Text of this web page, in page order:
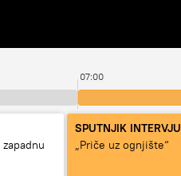
07:00
SPUTNJIK INTERVJU
„Priče uz ognjište“